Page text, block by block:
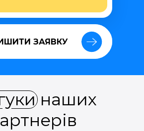
ЗАЯВКУ
ЗАЯВКУ
наших